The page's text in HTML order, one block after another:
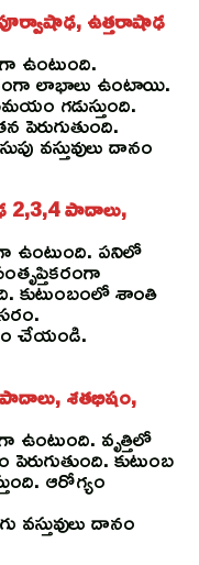
ఉత్తరాషాఢ
ఉంటుంది.
లాభాలు ఉంటాయి.
గడుస్తుంది.
పెరుగుతుంది.
వస్తువులు దానం
2,3,4 పాదాలు,
పనిలో
కుటుంబంలో శాంతి
చేయండి.
శతభిషం,
ఉంటుంది. వృత్తిలో
కుటుంబ
ఆరోగ్యం
దానం